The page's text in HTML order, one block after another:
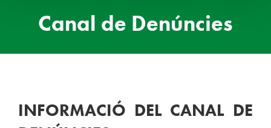
Canal de Denúncies
INFORMACIÓ DEL CANAL DE